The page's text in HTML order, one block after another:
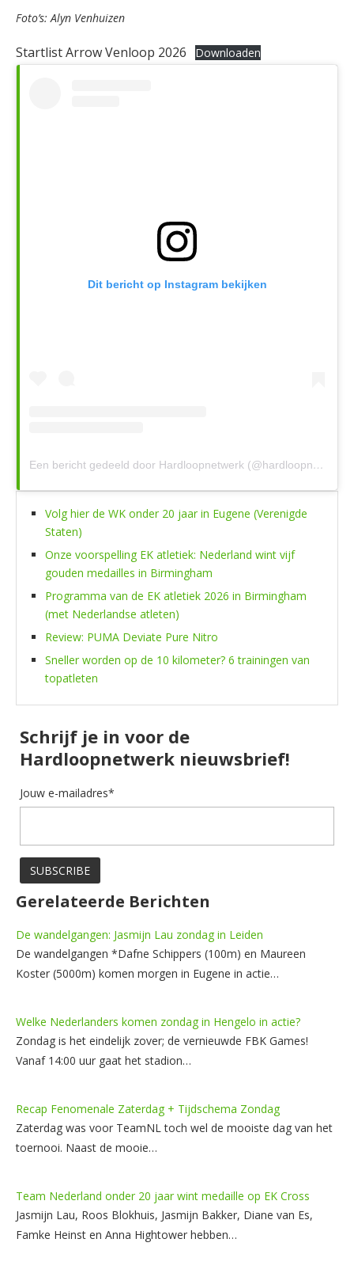
Foto’s: Alyn Venhuizen
Startlist Arrow Venloop 2026 Downloaden
Dit bericht op Instagram bekijken
Een bericht gedeeld door Hardloopnetwerk (@hardloopnetwerk)
Volg hier de WK onder 20 jaar in Eugene (Verenigde
Staten)
Onze voorspelling EK atletiek: Nederland wint vijf
gouden medailles in Birmingham
Programma van de EK atletiek 2026 in Birmingham
(met Nederlandse atleten)
Review: PUMA Deviate Pure Nitro
Sneller worden op de 10 kilometer? 6 trainingen van
topatleten
Schrijf je in voor de
Hardloopnetwerk nieuwsbrief!
Jouw e-mailadres*
Gerelateerde Berichten
De wandelgangen: Jasmijn Lau zondag in Leiden
De wandelgangen *Dafne Schippers (100m) en Maureen
Koster (5000m) komen morgen in Eugene in actie…
Welke Nederlanders komen zondag in Hengelo in actie?
Zondag is het eindelijk zover; de vernieuwde FBK Games!
Vanaf 14:00 uur gaat het stadion…
Recap Fenomenale Zaterdag + Tijdschema Zondag
Zaterdag was voor TeamNL toch wel de mooiste dag van het
toernooi. Naast de mooie…
Team Nederland onder 20 jaar wint medaille op EK Cross
Jasmijn Lau, Roos Blokhuis, Jasmijn Bakker, Diane van Es,
Famke Heinst en Anna Hightower hebben…